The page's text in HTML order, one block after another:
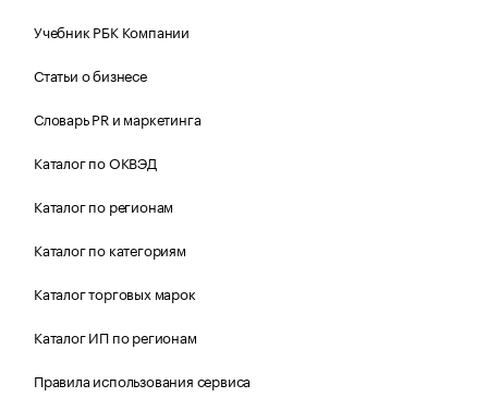
Учебник РБК Компании
Статьи о бизнесе
Словарь PR и маркетинга
Каталог по ОКВЭД
Каталог по регионам
Каталог по категориям
Каталог торговых марок
Каталог ИП по регионам
Правила использования сервиса